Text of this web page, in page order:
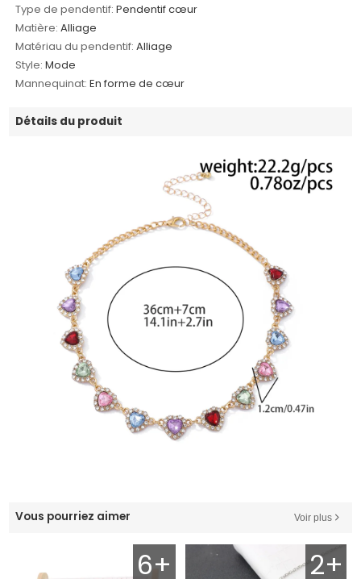
Type de pendentif: Pendentif cœur
Matière: Alliage
Matériau du pendentif: Alliage
Style: Mode
Mannequinat: En forme de cœur
Détails du produit
Vous pourriez aimer Voir plus
6+ 2+